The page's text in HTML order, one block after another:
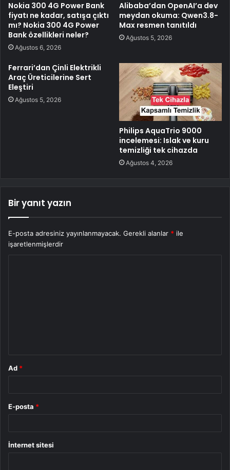
Nokia 300 4G Power Bank
fiyatı ne kadar, satışa çıktı
mı? Nokia 300 4G Power
Bank özellikleri neler?
Ağustos 6, 2026
Alibaba’dan OpenAI’a dev
meydan okuma: Qwen3.8-
Max resmen tanıtıldı
Ağustos 5, 2026
Ferrari’dan Çinli Elektrikli
Araç Üreticilerine Sert
Eleştiri
Ağustos 5, 2026
Philips AquaTrio 9000
incelemesi: Islak ve kuru
temizliği tek cihazda
Ağustos 4, 2026
Bir yanıt yazın
E-posta adresiniz yayınlanmayacak. Gerekli alanlar * ile
işaretlenmişlerdir
Ad *
E-posta *
İnternet sitesi